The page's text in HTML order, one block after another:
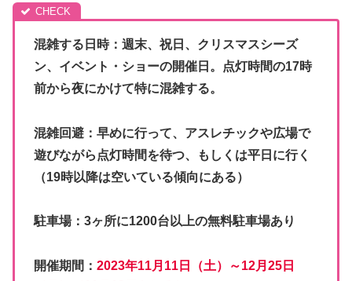
混雑する日時：週末、祝日、クリスマスシーズ
ン、イベント・ショーの開催日。点灯時間の17時
前から夜にかけて特に混雑する。
混雑回避：早めに行って、アスレチックや広場で
遊びながら点灯時間を待つ、もしくは平日に行く
（19時以降は空いている傾向にある）
駐車場：3ヶ所に1200台以上の無料駐車場あり
開催期間： 2023年11月11日（土）～12月25日